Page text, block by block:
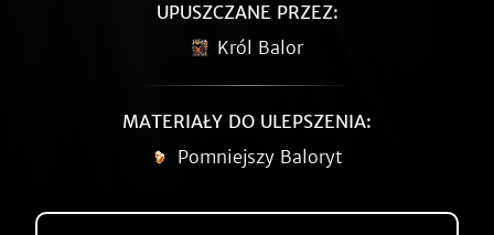
UPUSZCZANE PRZEZ:
Król Balor
MATERIAŁY DO ULEPSZENIA:
Pomniejszy Baloryt